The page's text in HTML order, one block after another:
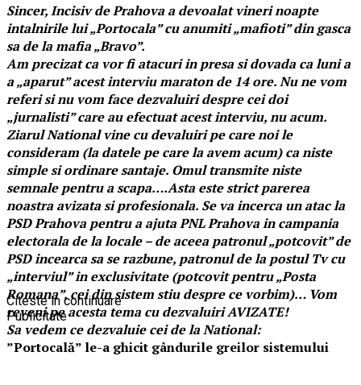
Sincer, Incisiv de Prahova a devoalat vineri noapte
intalnirile lui „Portocala” cu anumiti „mafioti” din gasca
sa de la mafia „Bravo”.
Am precizat ca vor fi atacuri in presa si dovada ca luni a
a „aparut” acest interviu maraton de 14 ore. Nu ne vom
referi si nu vom face dezvaluiri despre cei doi
„jurnalisti” care au efectuat acest interviu, nu acum.
Ziarul National vine cu devaluiri pe care noi le
consideram (la datele pe care la avem acum) ca niste
simple si ordinare santaje. Omul transmite niste
semnale pentru a scapa….Asta este strict parerea
noastra avizata si profesionala. Se va incerca un atac la
PSD Prahova pentru a ajuta PNL Prahova in campania
electorala de la locale – de aceea patronul „potcovit” de
PSD incearca sa se razbune, patronul de la postul Tv cu
„interviul” in exclusivitate (potcovit pentru „Posta
Romana”, cei din sistem stiu despre ce vorbim)… Vom
reveni pe acesta tema cu dezvaluiri AVIZATE!
Sa vedem ce dezvaluie cei de la National:
”Portocală” le-a ghicit gândurile greilor sistemului
Citeste in continuare
Publicitate